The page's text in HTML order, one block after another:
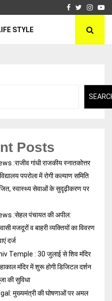
Facebook
Twitter
STYLE
Posts
:राजीव गांधी राजकीय स्नातकोत्तर
पपरोला में रोगी कल्याण समिति
स्वास्थ्य सेवाओं के सुदृढ़ीकरण पर
:सेहल पंचायत की अपील:
मजदूरों व बाहरी व्यक्तियों का विवरण
दर्ज
Temple : 30 जुलाई से शिव मंदिर
मंदिर में शुरू होगी डिजिटल दर्शन
की सुविधा
मुख्यमंत्री की घोषणाओं पर अमल